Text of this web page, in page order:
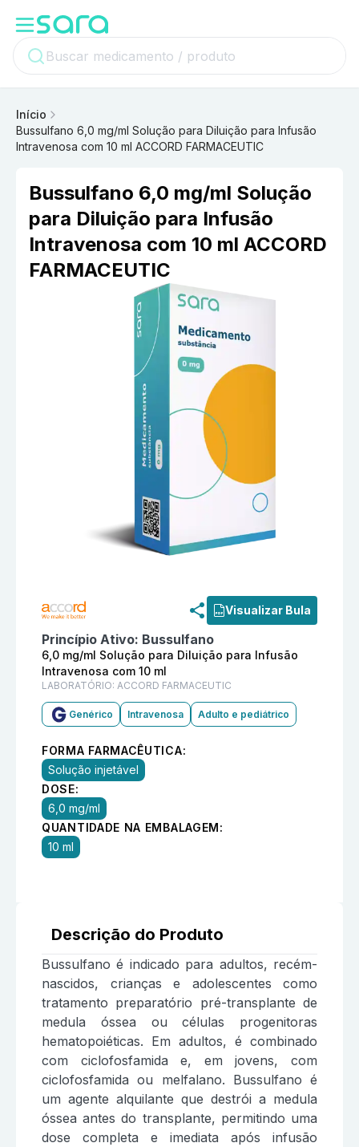
Início
Bussulfano 6,0 mg/ml Solução para Diluição para Infusão
Intravenosa com 10 ml ACCORD FARMACEUTIC
Bussulfano 6,0 mg/ml Solução
para Diluição para Infusão
Intravenosa com 10 ml ACCORD
FARMACEUTIC
Visualizar Bula
Princípio Ativo: Bussulfano
6,0 mg/ml Solução para Diluição para Infusão
Intravenosa com 10 ml
LABORATÓRIO: ACCORD FARMACEUTIC
Genérico Intravenosa Adulto e pediátrico
FORMA FARMACÊUTICA:
Solução injetável
DOSE:
6,0 mg/ml
QUANTIDADE NA EMBALAGEM:
10 ml
Descrição do Produto
Bussulfano é indicado para adultos, recém-
nascidos, crianças e adolescentes como
tratamento preparatório pré-transplante de
medula óssea ou células progenitoras
hematopoiéticas. Em adultos, é combinado
com ciclofosfamida e, em jovens, com
ciclofosfamida ou melfalano. Bussulfano é
um agente alquilante que destrói a medula
óssea antes do transplante, permitindo uma
dose completa e imediata após infusão